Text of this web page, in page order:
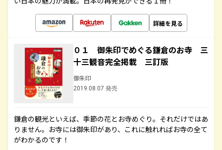
詳細を見る
０１ 御朱印でめぐる鎌倉のお寺 三
十三観音完全掲載 三訂版
御朱印
2019.08.07 発売
鎌倉の観光といえば、季節の花とお寺めぐり。それだけではあ
りません。お寺には御朱印があり、これに触れればお寺の全て
がわかるのです！